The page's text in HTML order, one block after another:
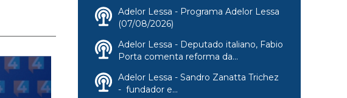
Adelor Lessa - Programa Adelor Lessa
(07/08/2026)
Adelor Lessa - Deputado italiano, Fabio
Porta comenta reforma da...
Adelor Lessa - Sandro Zanatta Trichez
- fundador e...